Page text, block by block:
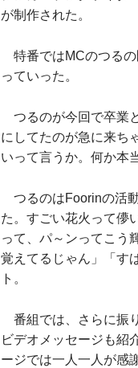
が制作された。
特番ではMCのつるの
っていった。
つるのが今回で卒業
にしてたのが急に来ち
いって言うか。何か本
つるのはFoorinの活
た。すごい花火って儚
って、パ～ンってこう
覚えてるじゃん」「す
ト。
番組では、さらに振
ビデオメッセージも紹
ージでは一人一人が感